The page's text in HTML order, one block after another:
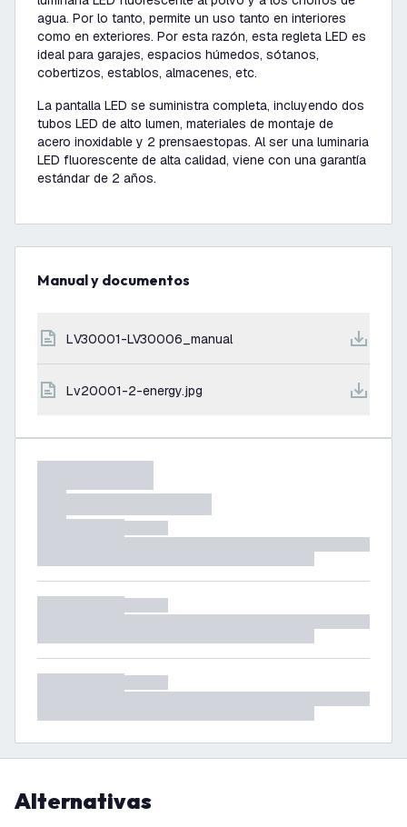
agua. Por lo tanto, permite un uso tanto en interiores
como en exteriores. Por esta razón, esta regleta LED es
ideal para garajes, espacios húmedos, sótanos,
cobertizos, establos, almacenes, etc.
La pantalla LED se suministra completa, incluyendo dos
tubos LED de alto lumen, materiales de montaje de
acero inoxidable y 2 prensaestopas. Al ser una luminaria
LED fluorescente de alta calidad, viene con una garantía
estándar de 2 años.
Manual y documentos
LV30001-LV30006_manual
lv20001-2-energy.jpg
Alternativas